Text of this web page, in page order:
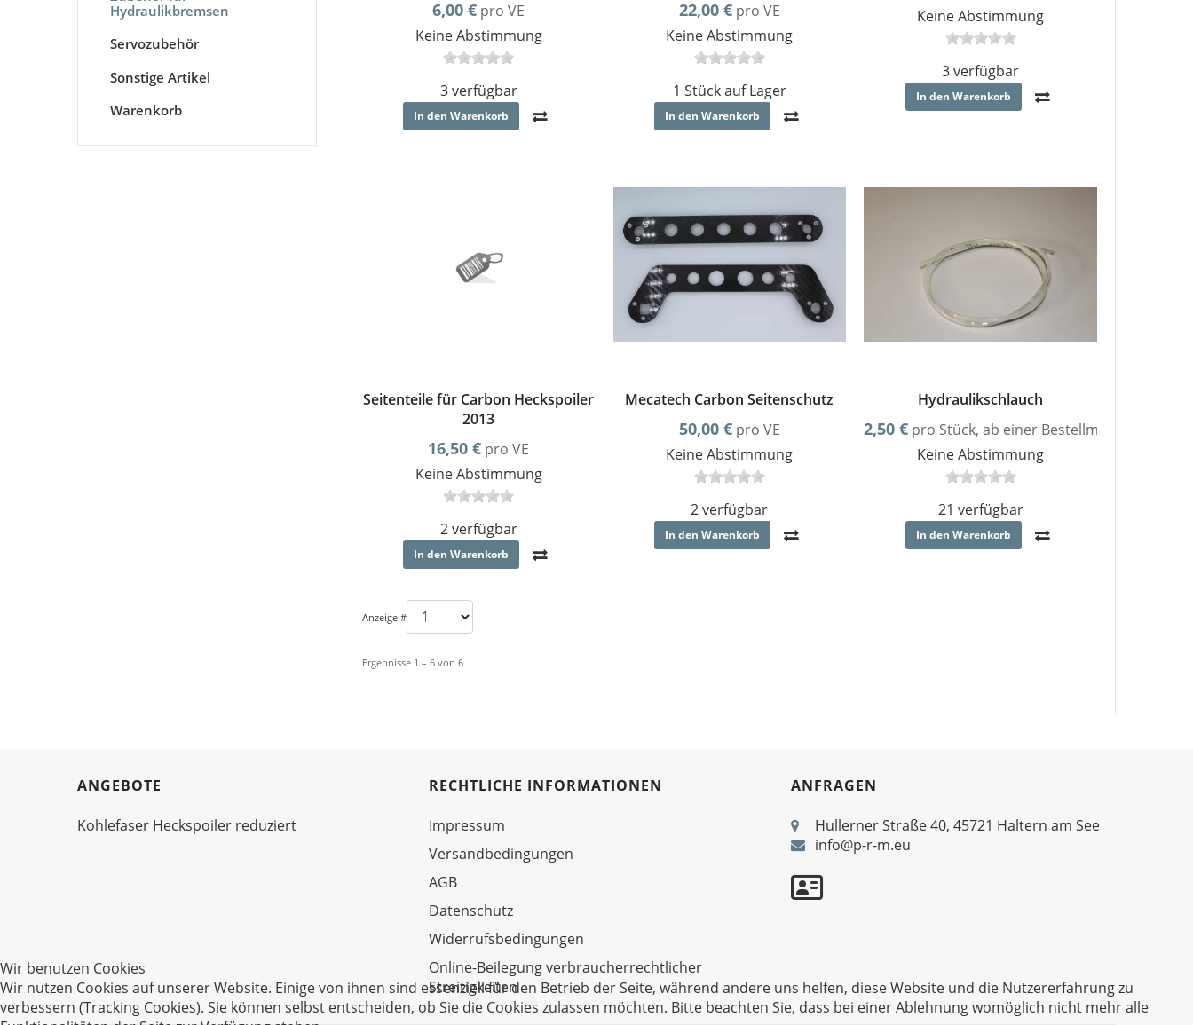
Hydraulikbremsen
Servozubehör
Sonstige Artikel
Warenkorb
6,00 € pro VE
Keine Abstimmung
3 verfügbar
In den Warenkorb
22,00 € pro VE
Keine Abstimmung
1 Stück auf Lager
In den Warenkorb
Keine Abstimmung
3 verfügbar
In den Warenkorb
Seitenteile für Carbon Heckspoiler
2013
16,50 € pro VE
Keine Abstimmung
2 verfügbar
In den Warenkorb
Mecatech Carbon Seitenschutz
50,00 € pro VE
Keine Abstimmung
2 verfügbar
In den Warenkorb
Hydraulikschlauch
2,50 € pro Stück, ab einer Bestellmenge von
Keine Abstimmung
21 verfügbar
In den Warenkorb
Anzeige #
Ergebnisse 1 – 6 von 6
ANGEBOTE
Kohlefaser Heckspoiler reduziert
RECHTLICHE INFORMATIONEN
Impressum
Versandbedingungen
AGB
Datenschutz
Widerrufsbedingungen
Online-Beilegung verbraucherrechtlicher
Streitigkeiten
ANFRAGEN
Hullerner Straße 40, 45721 Haltern am See
info@p-r-m.eu
Wir benutzen Cookies
Wir nutzen Cookies auf unserer Website. Einige von ihnen sind essenziell für den Betrieb der Seite, während andere uns helfen, diese Website und die Nutzererfahrung zu
verbessern (Tracking Cookies). Sie können selbst entscheiden, ob Sie die Cookies zulassen möchten. Bitte beachten Sie, dass bei einer Ablehnung womöglich nicht mehr alle